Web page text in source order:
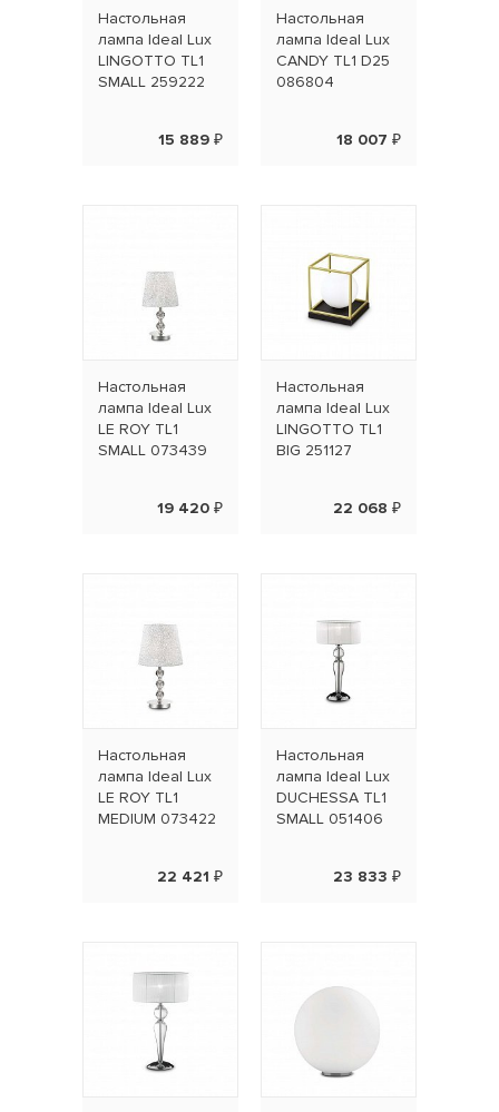
Настольная
лампа Ideal Lux
LINGOTTO TL1
SMALL 259222
15 889 ₽
Настольная
лампа Ideal Lux
CANDY TL1 D25
086804
18 007 ₽
Настольная
лампа Ideal Lux
LE ROY TL1
SMALL 073439
19 420 ₽
Настольная
лампа Ideal Lux
LINGOTTO TL1
BIG 251127
22 068 ₽
Настольная
лампа Ideal Lux
LE ROY TL1
MEDIUM 073422
22 421 ₽
Настольная
лампа Ideal Lux
DUCHESSA TL1
SMALL 051406
23 833 ₽